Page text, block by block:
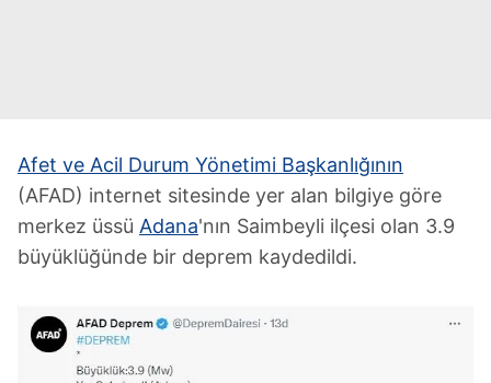
Afet ve Acil Durum Yönetimi Başkanlığının
(AFAD) internet sitesinde yer alan bilgiye göre
merkez üssü Adana'nın Saimbeyli ilçesi olan 3.9
büyüklüğünde bir deprem kaydedildi.